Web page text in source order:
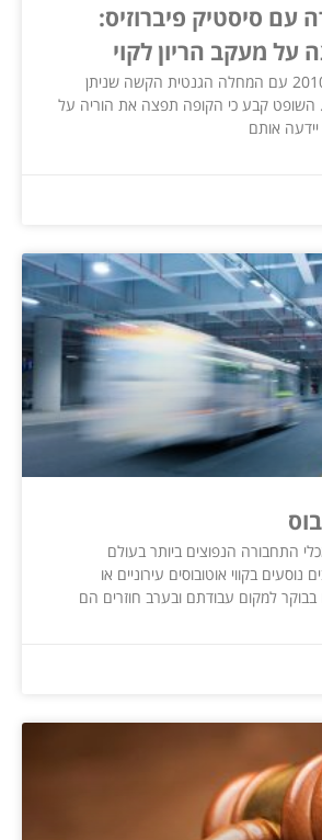
עם סיסטיק פיברוזיס:
על מעקב הריון לקוי
התינוקת נולדה ב-2010 עם המחלה הגנטית הקשה שניתן
השופט קבע כי הקופה תפצה את הוריה על
אותם
התחבורה הנפוצים ביותר בעולם
נוסעים בקווי אוטובוסים עירוניים או
בבוקר למקום עבודתם ובערב חוזרים הם